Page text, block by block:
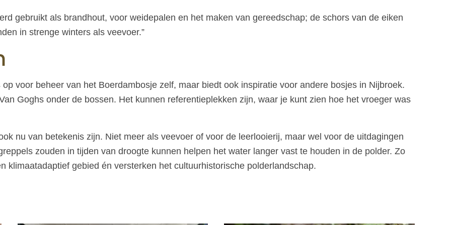
gebruikt als brandhout, voor weidepalen en het maken van gereedschap; de schors van de eiken
in strenge winters als veevoer.”
voor beheer van het Boerdambosje zelf, maar biedt ook inspiratie voor andere bosjes in Nijbroek.
Goghs onder de bossen. Het kunnen referentieplekken zijn, waar je kunt zien hoe het vroeger was
nu van betekenis zijn. Niet meer als veevoer of voor de leerlooierij, maar wel voor de uitdagingen
zouden in tijden van droogte kunnen helpen het water langer vast te houden in de polder. Zo
klimaatadaptief gebied én versterken het cultuurhistorische polderlandschap.